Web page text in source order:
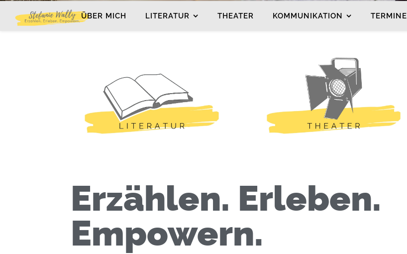
ÜBER MICH LITERATUR THEATER KOMMUNIKATION TERMINE
Erzählen. Erleben.
Empowern.